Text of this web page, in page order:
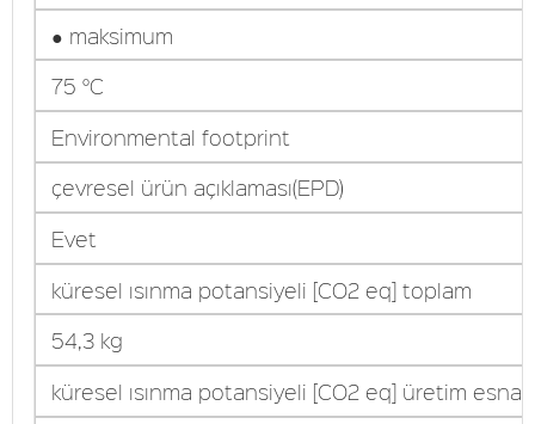
● maksimum
75 °C
Environmental footprint
çevresel ürün açıklaması(EPD)
Evet
küresel ısınma potansiyeli [CO2 eq] toplam
54,3 kg
küresel ısınma potansiyeli [CO2 eq] üretim